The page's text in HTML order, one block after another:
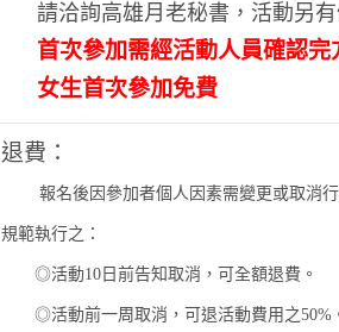
請洽詢高雄月老秘書，活動另
首次參加需經活動人員確認完
女生首次參加免費
退費：
報名後因參加者個人因素需變更或取消行
規範執行之：
◎活動10日前告知取消，可全額退費。
◎活動前一周取消，可退活動費用之50%